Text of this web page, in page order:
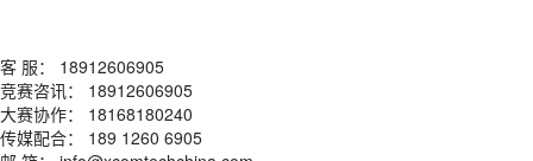
客 服： 18912606905
竞赛咨讯： 18912606905
大赛协作： 18168180240
传媒配合： 189 1260 6905